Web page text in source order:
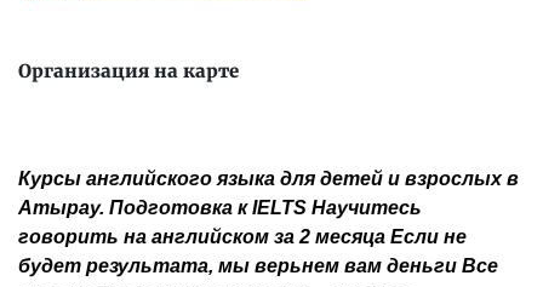
Организация на карте
Курсы английского языка для детей и взрослых в
Атырау. Подготовка к IELTS Научитесь
говорить на английском за 2 месяца Если не
будет результата, мы верьнем вам деньги Все